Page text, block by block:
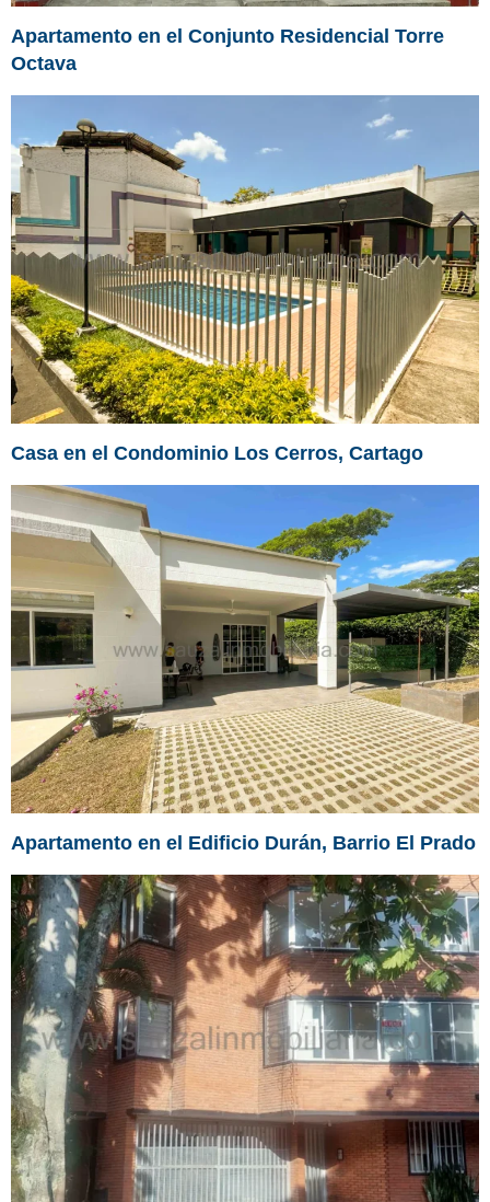
Apartamento en el Conjunto Residencial Torre
Octava
Casa en el Condominio Los Cerros, Cartago
Apartamento en el Edificio Durán, Barrio El Prado